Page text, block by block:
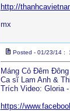
http://
mx
Posted - 01/23/14 :
Máng Cỏ Đêm
Ca sĩ Lam Anh &
Trích Video: Gloria
https://